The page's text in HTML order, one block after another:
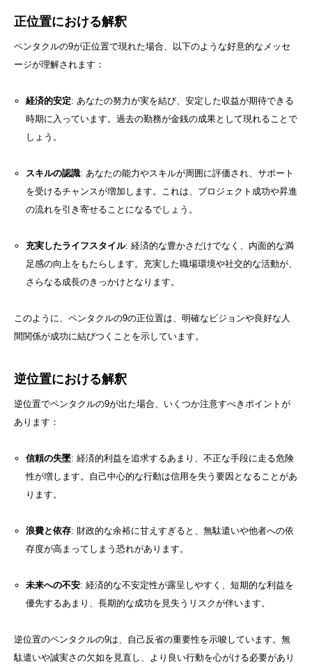
正位置における解釈
ペンタクルの9が正位置で現れた場合、以下のような好意的なメッセ
ージが理解されます：
経済的安定: あなたの努力が実を結び、安定した収益が期待できる
時期に入っています。過去の勤務が金銭の成果として現れることで
しょう。
スキルの認識: あなたの能力やスキルが周囲に評価され、サポート
を受けるチャンスが増加します。これは、プロジェクト成功や昇進
の流れを引き寄せることになるでしょう。
充実したライフスタイル: 経済的な豊かさだけでなく、内面的な満
足感の向上をもたらします。充実した職場環境や社交的な活動が、
さらなる成長のきっかけとなります。
このように、ペンタクルの9の正位置は、明確なビジョンや良好な人
間関係が成功に結びつくことを示しています。
逆位置における解釈
逆位置でペンタクルの9が出た場合、いくつか注意すべきポイントが
あります：
信頼の失墜: 経済的利益を追求するあまり、不正な手段に走る危険
性が増します。自己中心的な行動は信用を失う要因となることがあ
ります。
浪費と依存: 財政的な余裕に甘えすぎると、無駄遣いや他者への依
存度が高まってしまう恐れがあります。
未来への不安: 経済的な不安定性が露呈しやすく、短期的な利益を
優先するあまり、長期的な成功を見失うリスクが伴います。
逆位置のペンタクルの9は、自己反省の重要性を示唆しています。無
駄遣いや誠実さの欠如を見直し、より良い行動を心がける必要があり